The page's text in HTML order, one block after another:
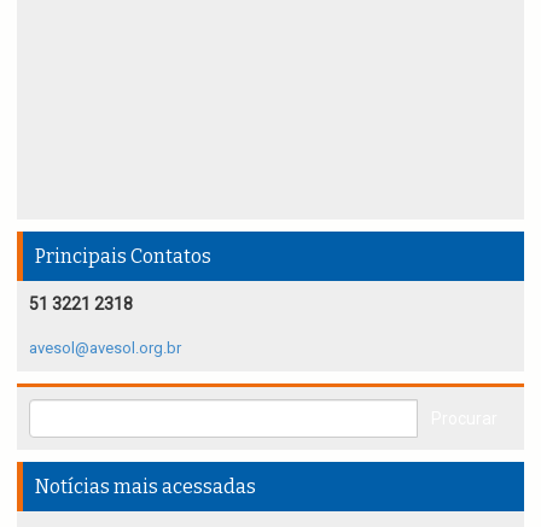
Principais Contatos
51 3221 2318
avesol@avesol.org.br
Notícias mais acessadas